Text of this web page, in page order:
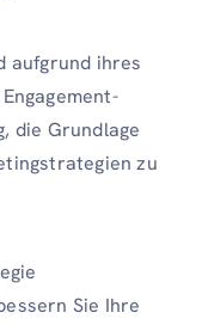
aufgrund ihres
die Grundlage
zu
Sie Ihre